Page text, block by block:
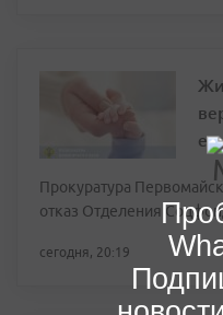
Прокуратура
отказ Отделения
сегодня, 20:19